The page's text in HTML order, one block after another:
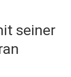
seiner